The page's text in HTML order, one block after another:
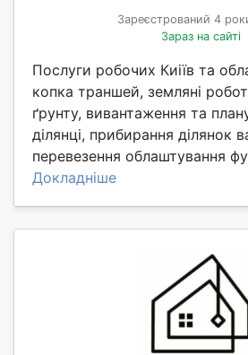
Зареєстрований 4
Зараз на сайті
Послуги робочих Киіїв та
копка траншей, земляні
ґрунту, вивантаження та
ділянці, прибирання ділянок
перевезення облаштування
Докладніше